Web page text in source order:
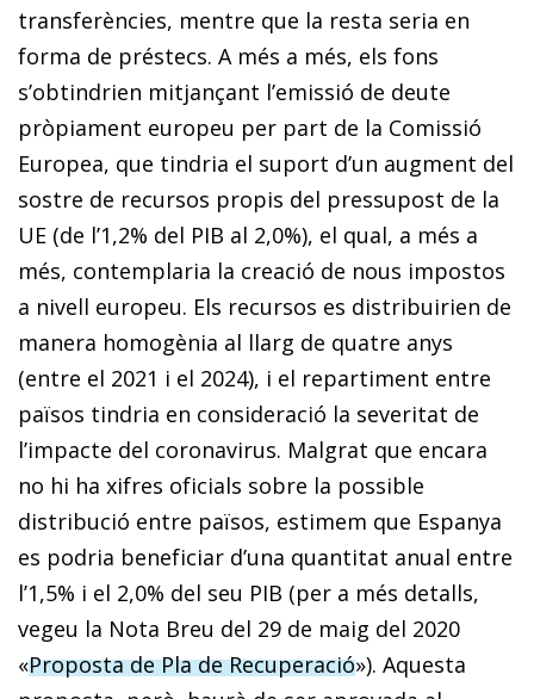
transferències, mentre que la resta seria en
forma de préstecs. A més a més, els fons
s’obtindrien mitjançant l’emissió de deute
pròpiament europeu per part de la Comissió
Europea, que tindria el suport d’un augment del
sostre de recursos propis del pressupost de la
UE (de l’1,2% del PIB al 2,0%), el qual, a més a
més, contemplaria la creació de nous impostos
a nivell europeu. Els recursos es distribuirien de
manera homogènia al llarg de quatre anys
(entre el 2021 i el 2024), i el repartiment entre
països tindria en consideració la severitat de
l’impacte del coronavirus. Malgrat que encara
no hi ha xifres oficials sobre la possible
distribució entre països, estimem que Espanya
es podria beneficiar d’una quantitat anual entre
l’1,5% i el 2,0% del seu PIB (per a més detalls,
vegeu la Nota Breu del 29 de maig del 2020
«Proposta de Pla de Recuperació»). Aquesta